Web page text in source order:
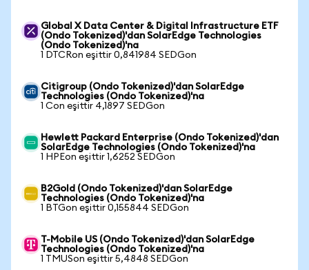
Global X Data Center & Digital Infrastructure ETF
(Ondo Tokenized)'dan SolarEdge Technologies
(Ondo Tokenized)'na
1 DTCRon eşittir 0,841984 SEDGon
Citigroup (Ondo Tokenized)'dan SolarEdge
Technologies (Ondo Tokenized)'na
1 Con eşittir 4,1897 SEDGon
Hewlett Packard Enterprise (Ondo Tokenized)'dan
SolarEdge Technologies (Ondo Tokenized)'na
1 HPEon eşittir 1,6252 SEDGon
B2Gold (Ondo Tokenized)'dan SolarEdge
Technologies (Ondo Tokenized)'na
1 BTGon eşittir 0,155844 SEDGon
T-Mobile US (Ondo Tokenized)'dan SolarEdge
Technologies (Ondo Tokenized)'na
1 TMUSon eşittir 5,4848 SEDGon